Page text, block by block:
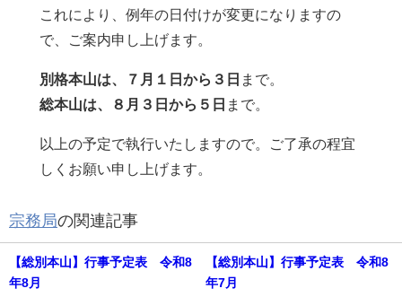
これにより、例年の日付けが変更になりますの
で、ご案内申し上げます。
別格本山は、７月１日から３日 まで。
総本山は、８月３日から５日 まで。
以上の予定で執行いたしますので。ご了承の程宜
しくお願い申し上げます。
宗務局の関連記事
【総別本山】行事予定表 令和8
年8月
【総別本山】行事予定表 令和8
年7月